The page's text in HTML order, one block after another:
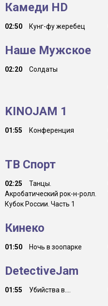
Камеди HD
02:50 Кунг-фу жеребец
Наше Мужское
02:20 Солдаты
KINOJAM 1
01:55 Конференция
ТВ Спорт
02:25
Танцы.
Акробатический рок-н-ролл.
Кубок России. Часть 1
Кинеко
01:50 Ночь в зоопарке
DetectiveJam
01:55 Убийства в....